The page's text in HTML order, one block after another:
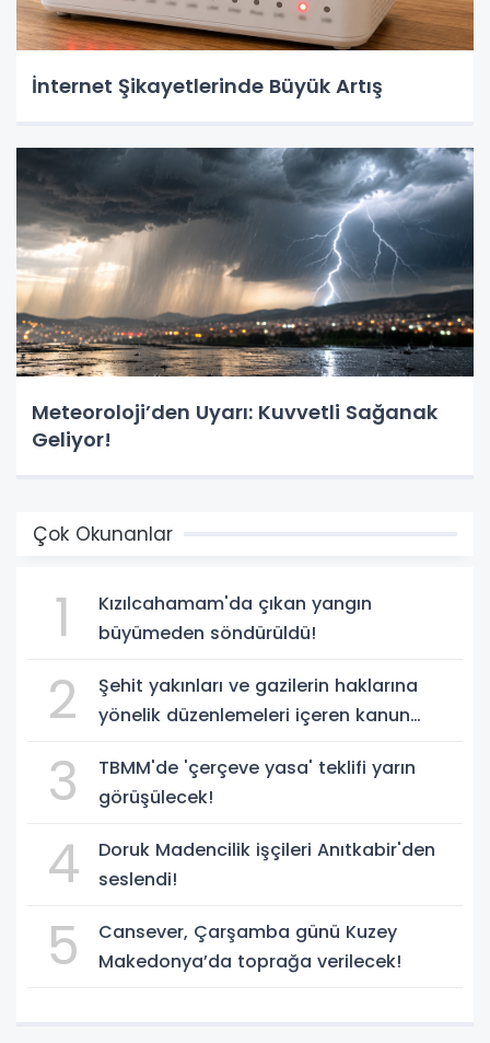
İnternet Şikayetlerinde Büyük Artış
Meteoroloji’den Uyarı: Kuvvetli Sağanak
Geliyor!
Çok Okunanlar
1
Kızılcahamam'da çıkan yangın
büyümeden söndürüldü!
2
Şehit yakınları ve gazilerin haklarına
yönelik düzenlemeleri içeren kanun
3
TBMM'de 'çerçeve yasa' teklifi yarın
görüşülecek!
4
Doruk Madencilik işçileri Anıtkabir'den
seslendi!
5
Cansever, Çarşamba günü Kuzey
Makedonya’da toprağa verilecek!